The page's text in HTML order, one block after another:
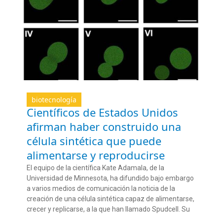
biotecnología
Científicos de Estados Unidos
afirman haber construido una
célula sintética que puede
alimentarse y reproducirse
El equipo de la científica Kate Adamala, de la
Universidad de Minnesota, ha difundido bajo embargo
a varios medios de comunicación la noticia de la
creación de una célula sintética capaz de alimentarse,
crecer y replicarse, a la que han llamado Spudcell. Su